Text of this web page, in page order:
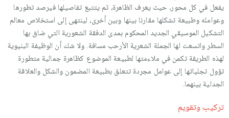
يفعل في كل محور، حيث يعرف الظاهرة، ثم يتتبع تفاصيلها فيرصد تطورها
وعوامله وطبيعة تشكلها مقارنا بينها وبين أخرى، لينتهى إلى استخلاص معالم
التشكيل الموسيقي الجديد المحكوم بمدى الدفقة الشعورية التي ضاق بها
السطر واتسعت لها الجملة الشعرية الأرحب مسافة. ولا شك أن الوظيفة البنيوية
لهذه الطريقة تكمن في ملاءمتها لطبيعة الموضوع كظاهرة جمالية متطورة
تؤول تجلياتها إلى عوامل مجردة تتعلق بطبيعة المضمون والشكل والعلاقة
الجدلية بينهما.
تركيب وتقويم